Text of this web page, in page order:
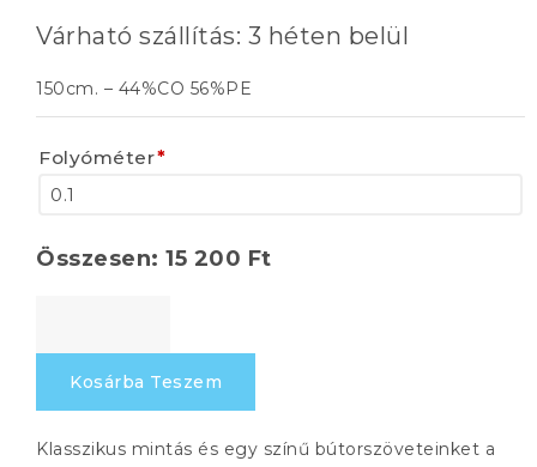
Várható szállítás: 3 héten belül
150cm. – 44%CO 56%PE
Folyóméter*
Összesen: 15 200 Ft
Kosárba Teszem
Klasszikus mintás és egy színű bútorszöveteinket a